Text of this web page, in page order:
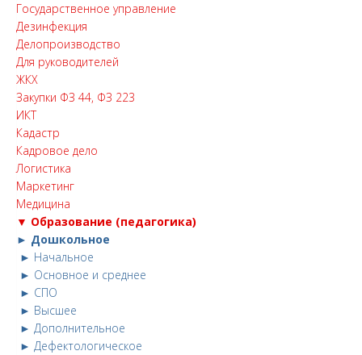
Государственное управление
Дезинфекция
Делопроизводство
Для руководителей
ЖКХ
Закупки ФЗ 44, ФЗ 223
ИКТ
Кадастр
Кадровое дело
Логистика
Маркетинг
Медицина
▼ Образование (педагогика)
► Дошкольное
► Начальное
► Основное и среднее
► СПО
► Высшее
► Дополнительное
► Дефектологическое